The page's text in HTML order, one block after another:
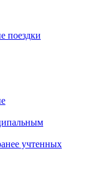
поездки
учтенных